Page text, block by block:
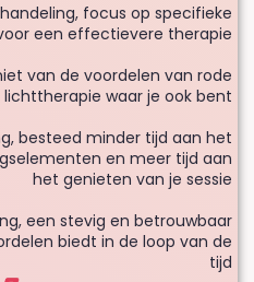
focus op specifieke
een effectievere therapie
van de voordelen van rode
lichttherapie waar je ook bent
besteed minder tijd aan het
en meer tijd aan
het genieten van je sessie
een stevig en betrouwbaar
biedt in de loop van de
tijd